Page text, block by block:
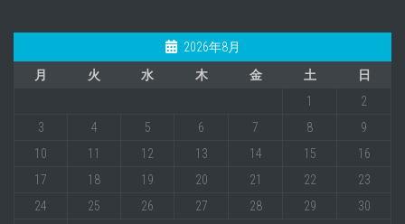
2026年8月
月
火 水 木 金 土
日
1
2
3
4 5 6 7 8
9
10
11 12 13 14 15
16
17
18 19 20 21 22
23
24
25 26 27 28 29
30